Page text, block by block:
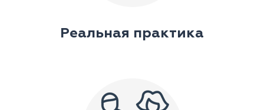
Реальная практика